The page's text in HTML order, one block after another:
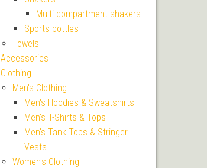
Multi-compartment shakers
Sports bottles
Towels
Accessories
Clothing
Men's Clothing
Men's Hoodies & Sweatshirts
Men's T-Shirts & Tops
Men's Tank Tops & Stringer
Vests
Women's Clothing